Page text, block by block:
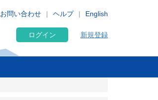
English
お問い合わせ ヘルプ
ログイン 新規登録